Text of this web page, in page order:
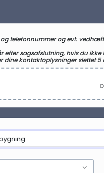
telefonnummer og evt.
sagsafslutning, hvis du ikke
dine kontaktoplysninger slettet